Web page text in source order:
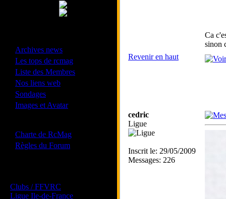
Archives news
Les tops de rcmag
Liste des Membres
Nos liens web
Sondages
Images et Avatar
Charte de RcMag
Règles du Forum
Clubs / FFVRC
Ligue Ile-de-France
Ca
sinon
Revenir en haut
cedric
Ligue
Inscrit le: 29/05/2009
Messages: 226